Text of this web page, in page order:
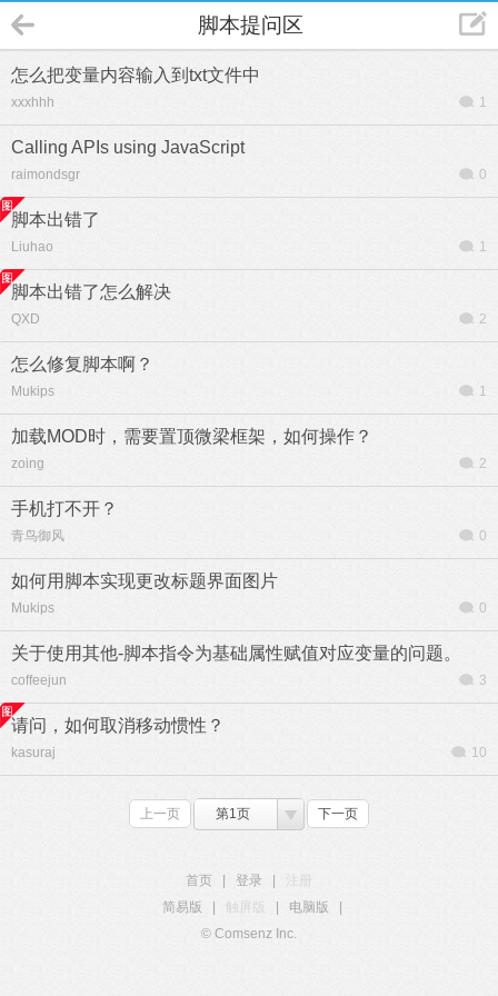
脚本提问区
怎么把变量内容输入到txt文件中
xxxhhh 1
Calling APIs using JavaScript
raimondsgr 0
脚本出错了
Liuhao 1
脚本出错了怎么解决
QXD 2
怎么修复脚本啊？
Mukips 1
加载MOD时，需要置顶微梁框架，如何操作？
zoing 2
手机打不开？
青鸟御风 0
如何用脚本实现更改标题界面图片
Mukips 0
关于使用其他-脚本指令为基础属性赋值对应变量的问题。
coffeejun 3
请问，如何取消移动惯性？
kasuraj 10
上一页 第1页 下一页
首页 登录
注册
简易版
触屏版 电脑版
© Comsenz Inc.